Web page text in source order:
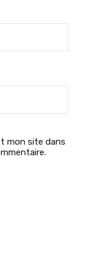
mon site dans